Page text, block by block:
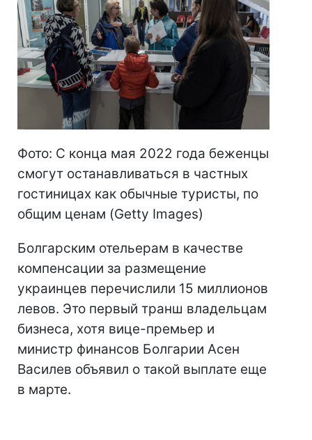
Фото: С конца мая 2022 года беженцы
смогут останавливаться в частных
гостиницах как обычные туристы, по
общим ценам (Getty Images)
Болгарским отельерам в качестве
компенсации за размещение
украинцев перечислили 15 миллионов
левов. Это первый транш владельцам
бизнеса, хотя вице-премьер и
министр финансов Болгарии Асен
Василев объявил о такой выплате еще
в марте.